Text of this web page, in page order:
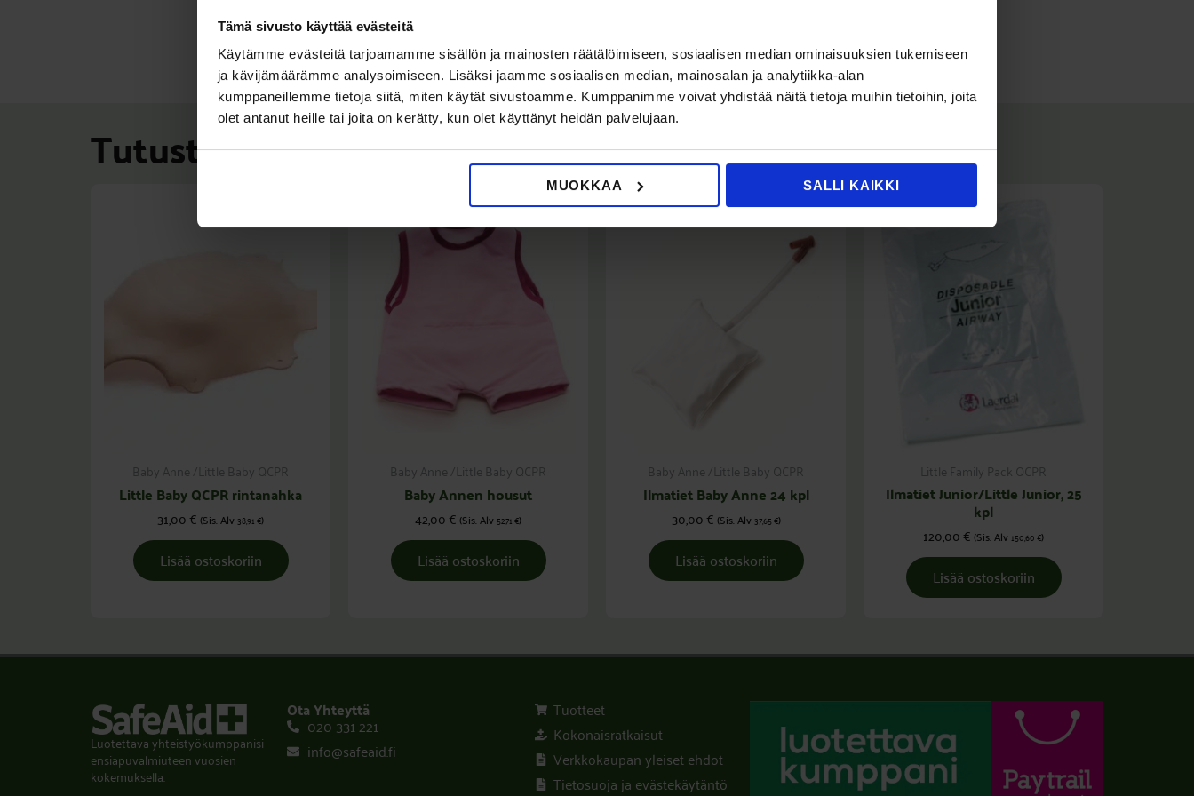
Tämä sivusto käyttää evästeitä
Käytämme evästeitä tarjoamamme sisällön ja mainosten räätälöimiseen, sosiaalisen median ominaisuuksien tukemiseen
ja kävijämäärämme analysoimiseen. Lisäksi jaamme sosiaalisen median, mainosalan ja analytiikka-alan
kumppaneillemme tietoja siitä, miten käytät sivustoamme. Kumppanimme voivat yhdistää näitä tietoja muihin tietoihin, joita
olet antanut heille tai joita on kerätty, kun olet käyttänyt heidän palvelujaan.
MUOKKAA SALLI KAIKKI
Tutustu myös
Baby Anne /Little Baby QCPR
Little Baby QCPR rintanahka
31,00€(Sis. Alv 38,91€)
Lisää ostoskoriin
Baby Anne /Little Baby QCPR
Baby Annen housut
42,00€(Sis. Alv 52,71€)
Lisää ostoskoriin
Baby Anne /Little Baby QCPR
Ilmatiet Baby Anne 24 kpl
30,00€(Sis. Alv 37,65€)
Lisää ostoskoriin
Little Family Pack QCPR
Ilmatiet Junior/Little Junior, 25
kpl
120,00€(Sis. Alv 150,60€)
Lisää ostoskoriin
Luotettava yhteistyökumppanisi
ensiapuvalmiuteen vuosien
kokemuksella.
Ota Yhteyttä
020 331 221
info@safeaid.fi
Tuotteet
Kokonaisratkaisut
Verkkokaupan yleiset ehdot
Tietosuoja ja evästekäytäntö